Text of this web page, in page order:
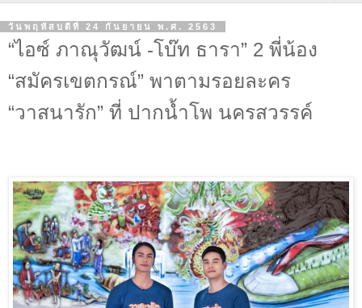
วันพฤหัสบดีที่ 24 กันยายน พ.ศ. 2563
“ไอซ์ ภาณุวัฒน์ -โบ๊ท ธารา” 2 พี่น้อง
“สมัครเขตกรณ์” พาตามรอยละคร
“วาสนารัก” ที่ ปากน้ำโพ นครสวรรค์